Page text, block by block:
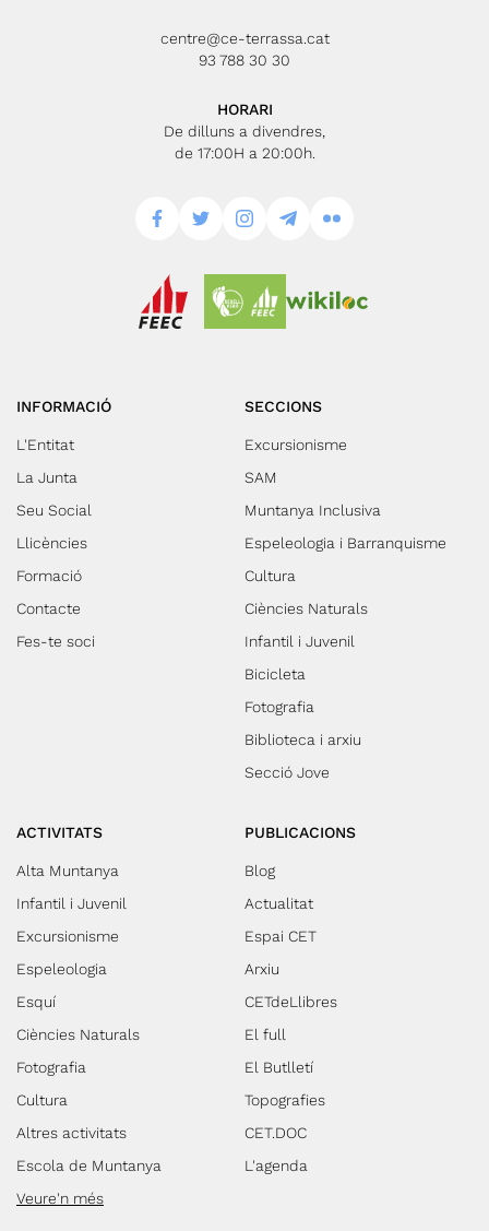
centre@ce-terrassa.cat
93 788 30 30
HORARI
De dilluns a divendres,
de 17:00H a 20:00h.
INFORMACIÓ
L'Entitat
La Junta
Seu Social
Llicències
Formació
Contacte
Fes-te soci
SECCIONS
Excursionisme
SAM
Muntanya Inclusiva
Espeleologia i Barranquisme
Cultura
Ciències Naturals
Infantil i Juvenil
Bicicleta
Fotografia
Biblioteca i arxiu
Secció Jove
ACTIVITATS
Alta Muntanya
Infantil i Juvenil
Excursionisme
Espeleologia
Esquí
Ciències Naturals
Fotografia
Cultura
Altres activitats
Escola de Muntanya
Veure'n més
PUBLICACIONS
Blog
Actualitat
Espai CET
Arxiu
CETdeLlibres
El full
El Butlletí
Topografies
CET.DOC
L'agenda